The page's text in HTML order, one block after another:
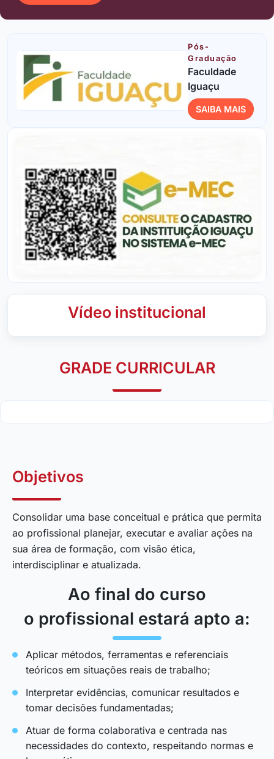
Pós-
Graduação
Faculdade
Iguaçu
SAIBA MAIS
Vídeo institucional
GRADE CURRICULAR
Objetivos
Consolidar uma base conceitual e prática que permita
ao profissional planejar, executar e avaliar ações na
sua área de formação, com visão ética,
interdisciplinar e atualizada.
Ao final do curso
o profissional estará apto a:
Aplicar métodos, ferramentas e referenciais
teóricos em situações reais de trabalho;
Interpretar evidências, comunicar resultados e
tomar decisões fundamentadas;
Atuar de forma colaborativa e centrada nas
necessidades do contexto, respeitando normas e